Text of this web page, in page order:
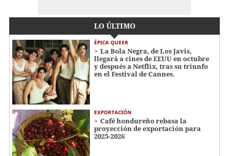
LO ÚLTIMO
ÉPICA QUEER
La Bola Negra, de Los Javis,
llegará a cines de EEUU en octubre
y después a Netflix, tras su triunfo
en el Festival de Cannes.
EXPORTACIÓN
Café hondureño rebasa la
proyección de exportación para
2025-2026